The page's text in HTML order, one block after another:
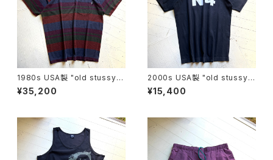
1980s USA製 "old stussy"
S/S T-shirt
¥35,200
2000s USA製 "old stussy"
S/S T-shirt
¥15,400